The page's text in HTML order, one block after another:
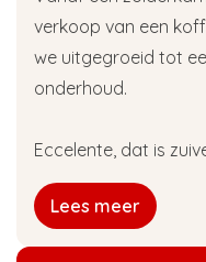
verkoop van een
we uitgegroeid tot
onderhoud.
Eccelente, dat is
Lees meer